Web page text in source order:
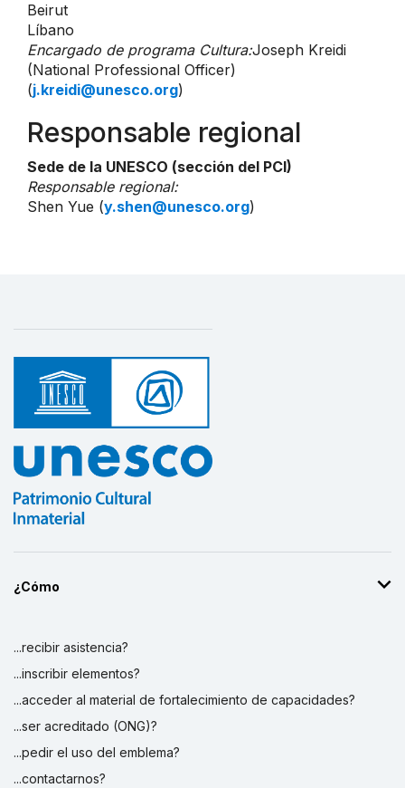
Beirut
Líbano
Encargado de programa Cultura:Joseph Kreidi
(National Professional Officer)
(j.kreidi@unesco.org)
Responsable regional
Sede de la UNESCO (sección del PCI)
Responsable regional:
Shen Yue (y.shen@unesco.org)
¿Cómo
...recibir asistencia?
...inscribir elementos?
...acceder al material de fortalecimiento de capacidades?
...ser acreditado (ONG)?
...pedir el uso del emblema?
...contactarnos?